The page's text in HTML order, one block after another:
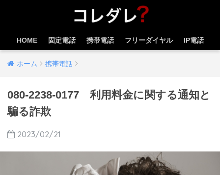
HOME 固定電話 携帯電話 フリーダイヤル IP電話
ホーム 携帯電話
080-2238-0177 利用料金に関する通知と
騙る詐欺
2023/02/21